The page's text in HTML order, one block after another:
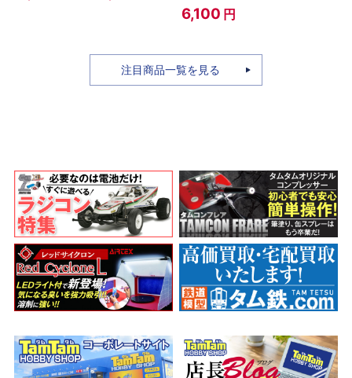
ィ -ギア4 三
のちち-
『SPY×FAMILY』
ャア専用ズゴ
ック ver.
6,100 円
注目商品一覧を見る